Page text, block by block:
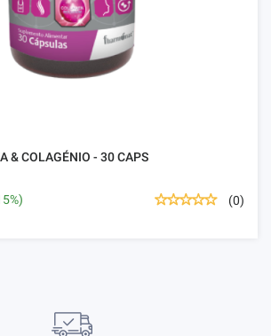
& COLAGÉNIO - 30 CAPS
(0)